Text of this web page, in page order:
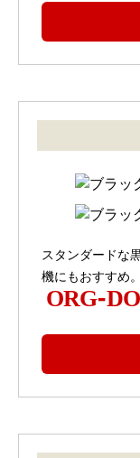
スタンダードな
機にもおすすめ
ORG-